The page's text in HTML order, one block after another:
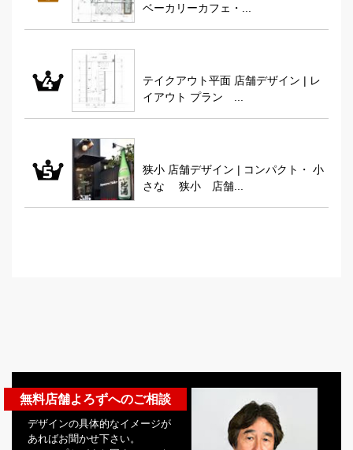
ベーカリーカフェ・...
テイクアウト平面 店舗デザイン | レ
イアウト プラン ...
狭小 店舗デザイン | コンパクト・ 小
さな 狭小 店舗...
無料店舗よろずへのご相談
デザインの具体的なイメージが
あればお聞かせ下さい。